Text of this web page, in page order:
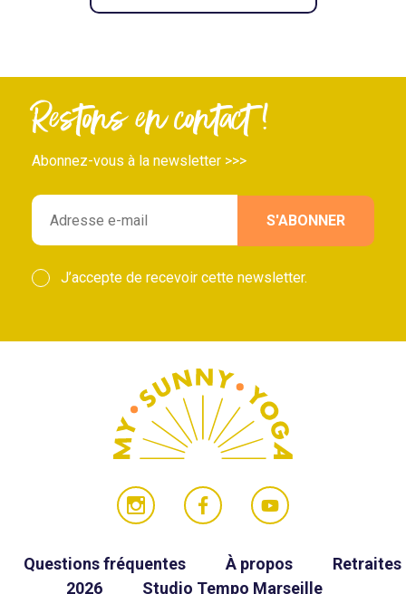
Restons en contact !
Abonnez-vous à la newsletter >>>
J’accepte de recevoir cette newsletter.
Questions fréquentes À propos
Retraites
2026
Studio Tempo Marseille